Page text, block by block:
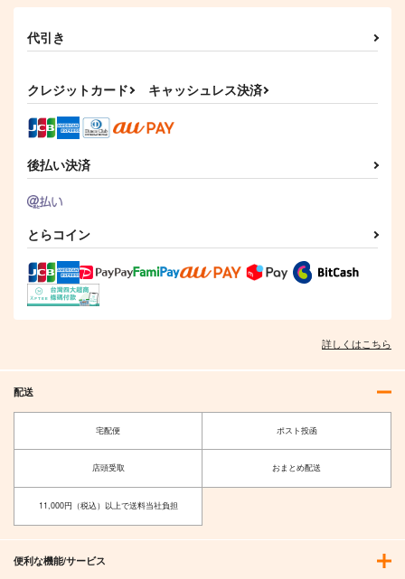
代引き
クレジットカード キャッシュレス決済
後払い決済
とらコイン
詳しくはこちら
配送
宅配便 ポスト投函
店頭受取 おまとめ配送
11,000円（税込）以上で送料当社負担
便利な機能/サービス